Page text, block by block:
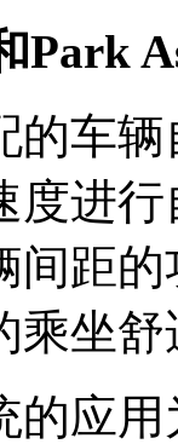
Park
的车
度进
间距
乘坐
的应